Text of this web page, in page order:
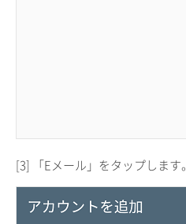
[3] 「Eメール」をタップします。